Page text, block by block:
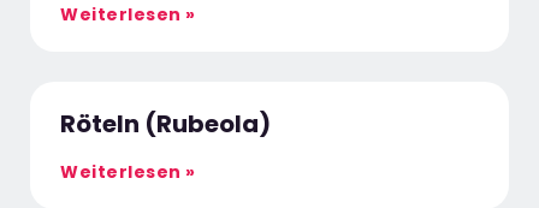
Weiterlesen »
Röteln (Rubeola)
Weiterlesen »